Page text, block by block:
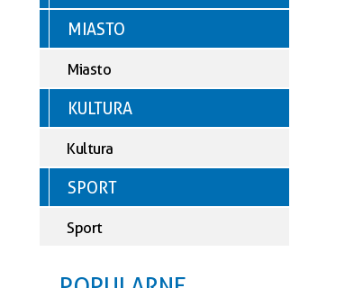
MIASTO
Miasto
KULTURA
Kultura
SPORT
Sport